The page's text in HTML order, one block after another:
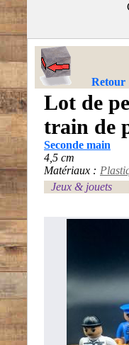
Retour
Lot de
train de
Seconde main
4,5 cm
Matériaux :
Jeux & jouets